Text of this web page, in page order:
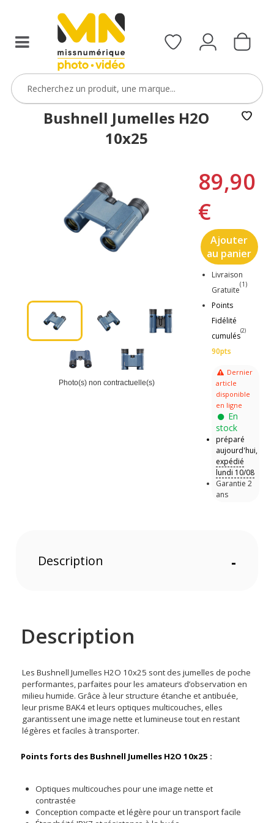
Bushnell Jumelles H2O
10x25
Photo(s) non contractuelle(s)
89,90
€
Ajouter
au panier
Livraison
Gratuite
(1)
Points
Fidélité
cumulés
(2)
90pts
Dernier
article
disponible
en ligne
En
stock
préparé
aujourd'hui,
expédié
lundi 10/08
Garantie 2
ans
Description -
Description
Les Bushnell Jumelles H2O 10x25 sont des jumelles de poche
performantes, parfaites pour les amateurs d’observation en
milieu humide. Grâce à leur structure étanche et antibuée,
leur prisme BAK4 et leurs optiques multicouches, elles
garantissent une image nette et lumineuse tout en restant
légères et faciles à transporter.
Points forts des Bushnell Jumelles H2O 10x25 :
Optiques multicouches pour une image nette et
contrastée
Conception compacte et légère pour un transport facile